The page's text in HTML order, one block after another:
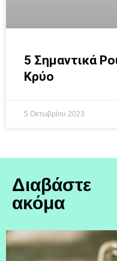
5 Σημαντικά
Κρύο
5 Οκτωβρίου 2023
Διαβάστε
ακόμα